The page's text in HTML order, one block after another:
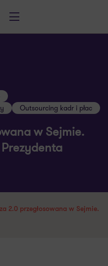
Outsourcing kadr i płac
w Sejmie.
2.0 przegłosowana w Sejmie.